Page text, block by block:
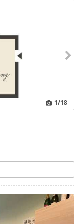
1/18